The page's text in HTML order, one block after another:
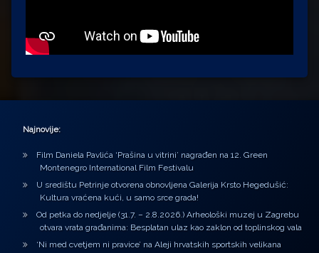
Najnovije:
Film Daniela Pavlića ‘Prašina u vitrini’ nagrađen na 12. Green
Montenegro International Film Festivalu
U središtu Petrinje otvorena obnovljena Galerija Krsto Hegedušić:
Kultura vraćena kući, u samo srce grada!
Od petka do nedjelje (31.7. – 2.8.2026.) Arheološki muzej u Zagrebu
otvara vrata građanima: Besplatan ulaz kao zaklon od toplinskog vala
‘Ni med cvetjem ni pravice’ na Aleji hrvatskih sportskih velikana